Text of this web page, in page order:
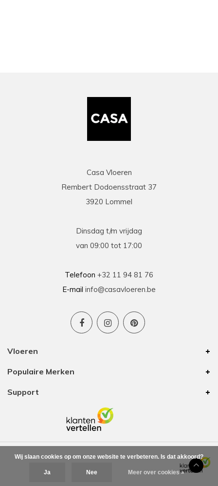
Casa Vloeren
Rembert Dodoensstraat 37
3920 Lommel
Dinsdag t/m vrijdag
van 09:00 tot 17:00
Telefoon +32 11 94 81 76
E-mail info@casavloeren.be
Vloeren
Populaire Merken
Support
Wij slaan cookies op om onze website te verbeteren. Is dat akkoord?
Ja Nee Meer over cookies »